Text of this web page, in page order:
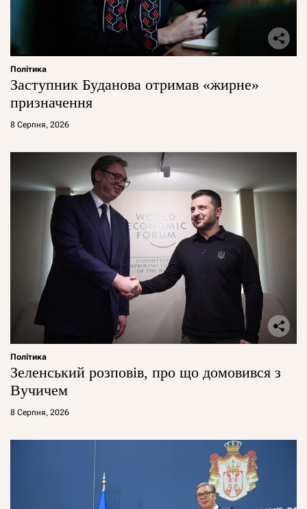
Політика
Заступник Буданова отримав «жирне»
призначення
8 Серпня, 2026
Політика
Зеленський розповів, про що домовився з
Вучичем
8 Серпня, 2026